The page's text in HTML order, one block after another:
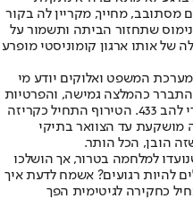
מסתובב, מחייך, מקריין לה בקור
שתחזור הביתה ותשמור על
של אותו ארגון קומוניסטי מופרע
המשפט ואלוקים יודע מי
כהמלצה גמישה, והפרטיות
שלכם היא חומר גלם לערב בינג' במשרדי להב 433. הטירוף התחיל כקריזה
מושקעת עד הצוואר בתיקי
הובן, הכל הותר.
למלחמה בטרור, אך הושלכו
להיות רגועים? אשמח לדעת איך
כחקירה לגיטימית הפך